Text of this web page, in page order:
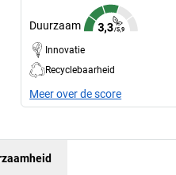
Duurzaam
Innovatie
Recyclebaarheid
Meer over de score